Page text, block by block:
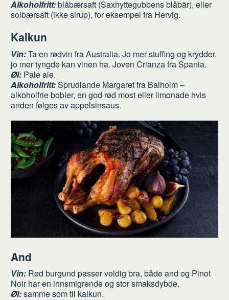
Alkoholfritt:blåbærsaft (Saxhyttegubbens blåbär), eller
solbærsaft (ikke sirup), for eksempel fra Hervig.
Kalkun
Vin:Ta en rødvin fra Australia. Jo mer stuffing og krydder,
jo mer tyngde kan vinen ha. Joven Crianza fra Spania.
Øl:Pale ale.
Alkoholfritt:Sprudlande Margaret fra Balholm –
alkoholfrie bobler, en god rød most eller limonade hvis
anden følges av appelsinsaus.
And
Vin:Rød burgund passer veldig bra, både and og Pinot
Noir har en innsmigrende og stor smaksdybde.
Øl:samme som til kalkun.